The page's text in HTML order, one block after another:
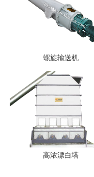
螺旋输送机
高浓漂白塔